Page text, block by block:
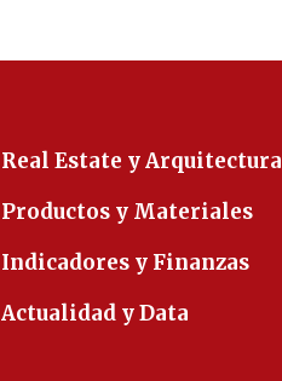
Real Estate y Arquitectura
Productos y Materiales
Indicadores y Finanzas
Actualidad y Data